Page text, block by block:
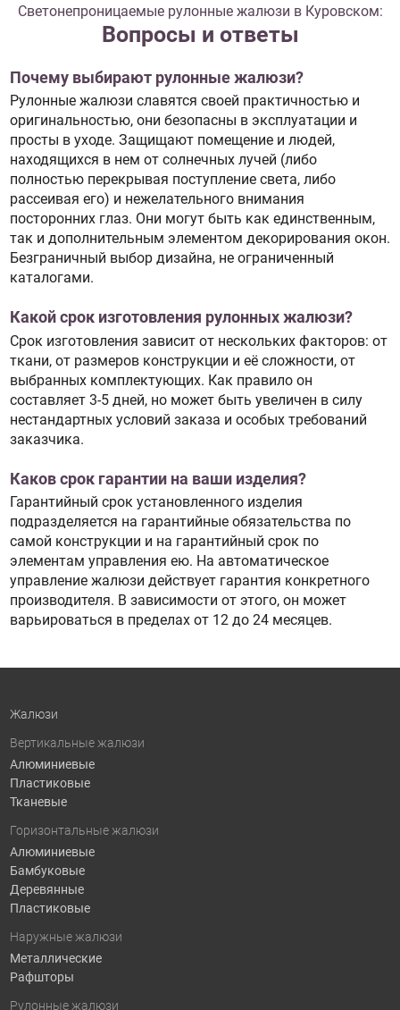
Светонепроницаемые рулонные жалюзи в Куровском:
Вопросы и ответы
Почему выбирают рулонные жалюзи?
Рулонные жалюзи славятся своей практичностью и
оригинальностью, они безопасны в эксплуатации и
просты в уходе. Защищают помещение и людей,
находящихся в нем от солнечных лучей (либо
полностью перекрывая поступление света, либо
рассеивая его) и нежелательного внимания
посторонних глаз. Они могут быть как единственным,
так и дополнительным элементом декорирования окон.
Безграничный выбор дизайна, не ограниченный
каталогами.
Какой срок изготовления рулонных жалюзи?
Срок изготовления зависит от нескольких факторов: от
ткани, от размеров конструкции и её сложности, от
выбранных комплектующих. Как правило он
составляет 3-5 дней, но может быть увеличен в силу
нестандартных условий заказа и особых требований
заказчика.
Каков срок гарантии на ваши изделия?
Гарантийный срок установленного изделия
подразделяется на гарантийные обязательства по
самой конструкции и на гарантийный срок по
элементам управления ею. На автоматическое
управление жалюзи действует гарантия конкретного
производителя. В зависимости от этого, он может
варьироваться в пределах от 12 до 24 месяцев.
Жалюзи
Вертикальные жалюзи
Алюминиевые
Пластиковые
Тканевые
Горизонтальные жалюзи
Алюминиевые
Бамбуковые
Деревянные
Пластиковые
Наружные жалюзи
Металлические
Рафшторы
Рулонные жалюзи